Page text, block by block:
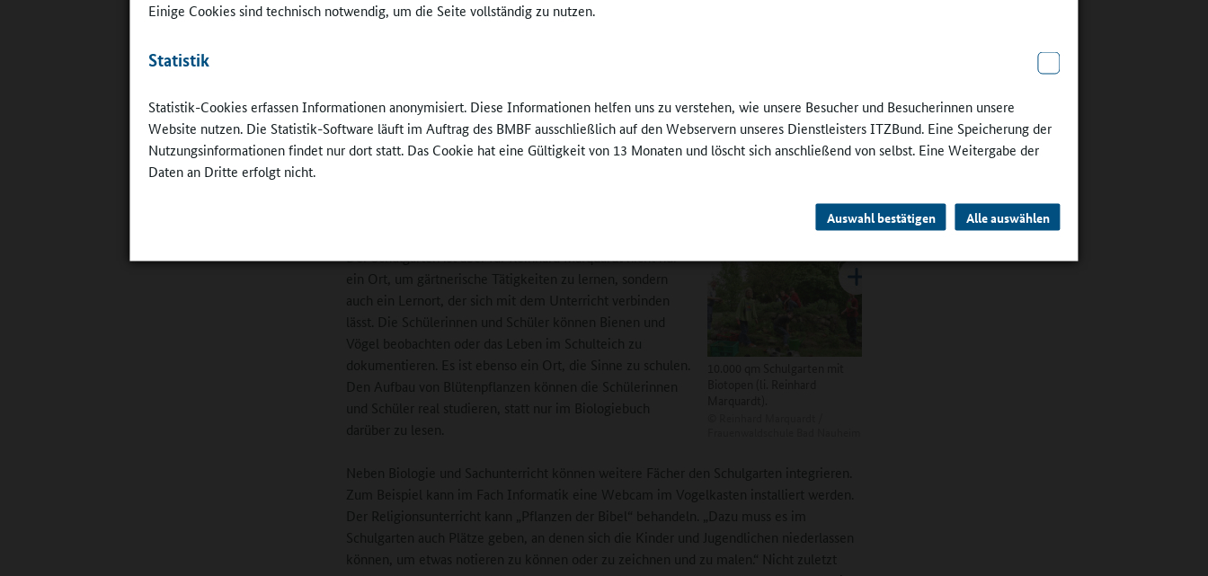
Einige Cookies sind technisch notwendig, um die Seite vollständig zu nutzen.
Statistik
Statistik-Cookies erfassen Informationen anonymisiert. Diese Informationen helfen uns zu verstehen, wie unsere Besucher und Besucherinnen unsere
Website nutzen. Die Statistik-Software läuft im Auftrag des BMBF ausschließlich auf den Webservern unseres Dienstleisters ITZBund. Eine Speicherung der
Nutzungsinformationen findet nur dort statt. Das Cookie hat eine Gültigkeit von 13 Monaten und löscht sich anschließend von selbst. Eine Weitergabe der
Daten an Dritte erfolgt nicht.
Auswahl bestätigen Alle auswählen
Schülerinnen und Schüler auch erst einmal eine Vogeltränke bauen.
Pflege. Das Gartenschulteam muss sich auch Gedanken machen, wer das Gießen in den
Ferien übernehmen soll. So ein Nutzgarten kann nicht nebenbei erledigt werden,
sondern die Schülerinnen und Schüler müssen da regelmäßig für Stunden in der Woche
Der Schulgarten ist aber für Reinhard Marquardt nicht nur
ein Ort, um gärtnerische Tätigkeiten zu lernen, sondern
auch ein Lernort, der sich mit dem Unterricht verbinden
lässt. Die Schülerinnen und Schüler können Bienen und
Vögel beobachten oder das Leben im Schulteich zu
dokumentieren. Es ist ebenso ein Ort, die Sinne zu schulen.
Den Aufbau von Blütenpflanzen können die Schülerinnen
und Schüler real studieren, statt nur im Biologiebuch
darüber zu lesen.
Neben Biologie und Sachunterricht können weitere Fächer den Schulgarten integrieren.
Zum Beispiel kann im Fach Informatik eine Webcam im Vogelkasten installiert werden.
Der Religionsunterricht kann „Pflanzen der Bibel“ behandeln. „Dazu muss es im
Schulgarten auch Plätze geben, an denen sich die Kinder und Jugendlichen niederlassen
können, um etwas notieren zu können oder zu zeichnen und zu malen.“ Nicht zuletzt